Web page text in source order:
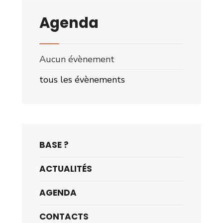
Agenda
Aucun évènement
tous les évènements
BASE ?
ACTUALITÉS
AGENDA
CONTACTS